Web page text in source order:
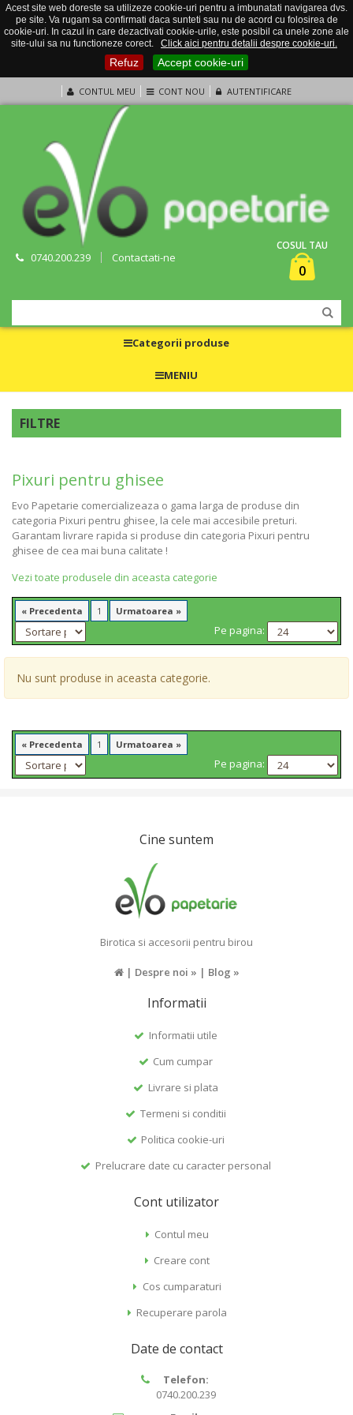
Acest site web doreste sa utilizeze cookie-uri pentru a imbunatati navigarea dvs.
pe site. Va rugam sa confirmati daca sunteti sau nu de acord cu folosirea de
cookie-uri. In cazul in care dezactivati cookie-urile, este posibil ca unele zone ale
site-ului sa nu functioneze corect.
Click aici pentru detalii despre cookie-uri.
Refuz Accept cookie-uri
CONTUL MEU CONT NOU AUTENTIFICARE
0740.200.239 Contactati-ne
COSUL TAU
0
Categorii produse
MENIU
FILTRE
Pixuri pentru ghisee
Evo Papetarie comercializeaza o gama larga de produse din
categoria Pixuri pentru ghisee, la cele mai accesibile preturi.
Garantam livrare rapida si produse din categoria Pixuri pentru
ghisee de cea mai buna calitate !
Vezi toate produsele din aceasta categorie
« Precedenta 1 Urmatoarea »
Pe pagina:
Nu sunt produse in aceasta categorie.
« Precedenta 1 Urmatoarea »
Pe pagina:
Cine suntem
Birotica si accesorii pentru birou
| Despre noi » | Blog »
Informatii
Informatii utile
Cum cumpar
Livrare si plata
Termeni si conditii
Politica cookie-uri
Prelucrare date cu caracter personal
Cont utilizator
Contul meu
Creare cont
Cos cumparaturi
Recuperare parola
Date de contact
Telefon:
0740.200.239